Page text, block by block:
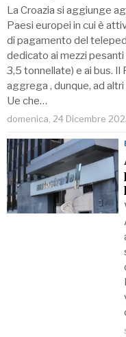
La Croazia si aggiunge
Paesi europei in cui è
di pagamento del
dedicato ai mezzi pesanti
3,5 tonnellate) e ai bus. Il
aggrega , dunque, ad
Ue che…
domenica, 24 Dicembre